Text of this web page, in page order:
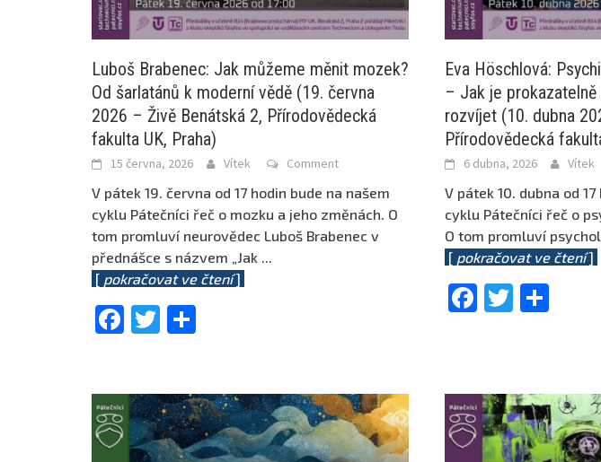
Luboš Brabenec: Jak můžeme měnit mozek?
Od šarlatánů k moderní vědě (19. června
2026 – Živě Benátská 2, Přírodovědecká
fakulta UK, Praha)
15 června, 2026 Vítek Comment
V pátek 19. června od 17 hodin bude na našem
cyklu Pátečníci řeč o mozku a jeho změnách. O
tom promluví neurovědec Luboš Brabenec v
přednášce s názvem „Jak ...
[ pokračovat ve čtení]
Facebook
Twitter
Eva Höschlová:
– Jak je
rozvíjet (10. dubna
Přírodovědecká
6 dubna, 2026 Vítek
V pátek 10. dubna od
cyklu Pátečníci řeč o
O tom promluví
[ pokračovat ve čtení]
Facebook
Twitter